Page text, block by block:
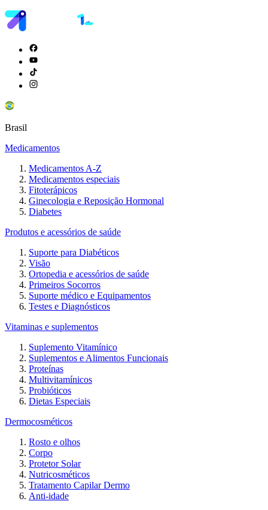
Brasil
Medicamentos
Medicamentos A-Z
Medicamentos especiais
Fitoterápicos
Ginecologia e Reposição Hormonal
Diabetes
Produtos e acessórios de saúde
Suporte para Diabéticos
Visão
Ortopedia e acessórios de saúde
Primeiros Socorros
Suporte médico e Equipamentos
Testes e Diagnósticos
Vitaminas e suplementos
Suplemento Vitamínico
Suplementos e Alimentos Funcionais
Proteínas
Multivitamínicos
Probióticos
Dietas Especiais
Dermocosméticos
Rosto e olhos
Corpo
Protetor Solar
Nutricosméticos
Tratamento Capilar Dermo
Anti-idade